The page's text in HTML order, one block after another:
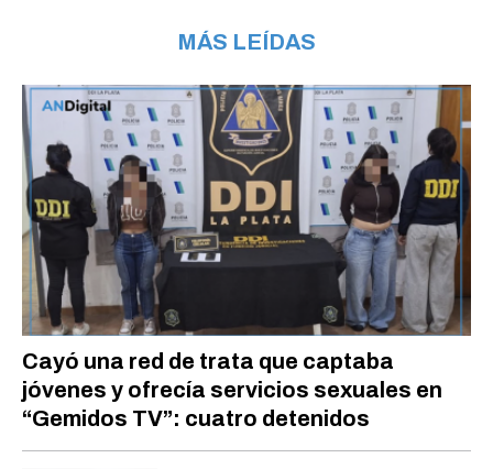
MÁS LEÍDAS
Cayó una red de trata que captaba
jóvenes y ofrecía servicios sexuales en
“Gemidos TV”: cuatro detenidos